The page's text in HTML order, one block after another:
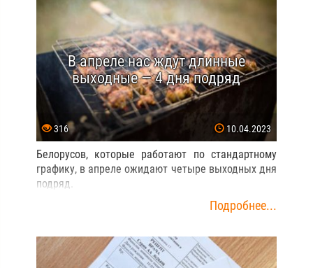
В апреле нас ждут длинные
выходные — 4 дня подряд
316 10.04.2023
Белорусов, которые работают по стандартному
графику, в апреле ожидают четыре выходных дня
подряд.
Подробнее...